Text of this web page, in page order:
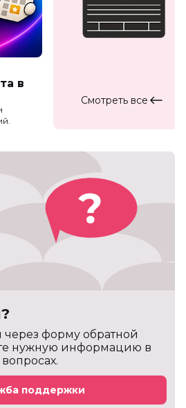
в
Смотреть все
через форму обратной
нужную информацию в
поддержки